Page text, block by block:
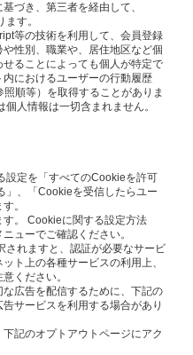
づき、第三者を経由して、
す。
等の技術を利用して、会員登録
性別、職業や、居住地区など個
ることによっても個人が特定で
におけるユーザーの行動履歴
照順等）を取得することがありま
人情報は一切含まれません。
設定を「すべてのCookieを許可
」、「Cookieを受信したらユー
。
。 Cookieに関する設定方法
ューでご確認ください。
れますと、認証が必要なサービ
ト上の各種サービスの利用上、
ください。
広告を配信するために、下記の
サービスを利用する場合があり
記のオプトアウトページにアク